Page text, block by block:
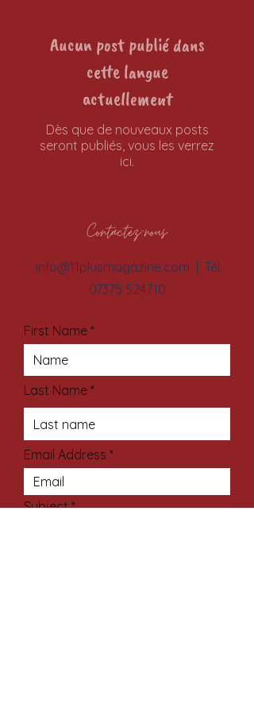
Aucun post publié dans
cette langue
actuellement
Dès que de nouveaux posts
seront publiés, vous les verrez
ici.
Contactez-nous
info@11plusmagazine.com | Tél:
07375 524710
First Name
Last Name
Email Address
Subject